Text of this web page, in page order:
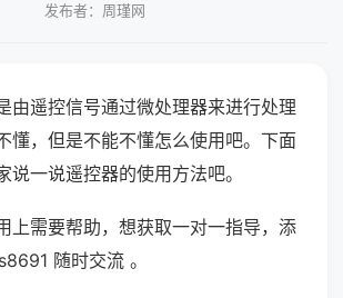
发布者：周瑾网
由遥控信号通过微处理器来进行处理
懂，但是不能不懂怎么使用吧。下面
说一说遥控器的使用方法吧。
上需要帮助，想获取一对一指导，添
随时交流 。